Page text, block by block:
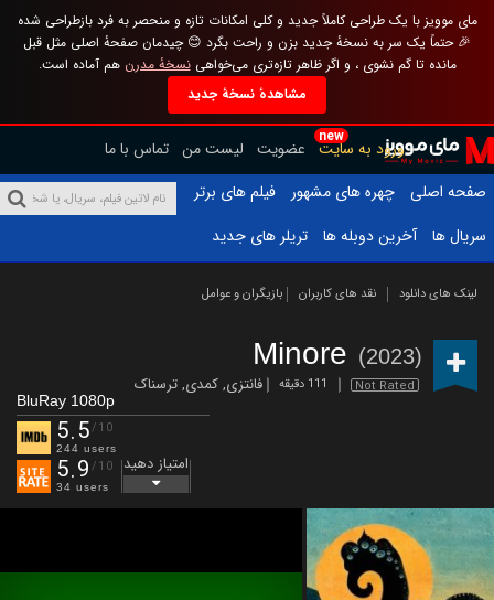
مای موویز با یک طراحی کاملاً جدید و کلی امکانات تازه و منحصر به فرد بازطراحی شده
🎉 حتماً یک سر به نسخهٔ جدید بزن و راحت بگرد 😊 چیدمان صفحهٔ اصلی مثل قبل
مانده تا گم نشوی ، و اگر ظاهر تازه‌تری می‌خواهینسخهٔ مدرن هم آماده است.
مشاهدهٔ نسخهٔ جدید
new
ورود به سایت عضویت لیست من تماس با ما
صفحه اصلی
چهره های مشهور
فیلم های برتر
سریال ها
آخرین دوبله ها تریلر های جدید
لینک های دانلود نقد های کاربران بازیگران و عوامل
Minore (2023)
Not Rated 111 دقیقه فانتزی,کمدی,ترسناک
BluRay 1080p
5.5/10
244 users
5.9 /10
34 users
امتیاز دهید